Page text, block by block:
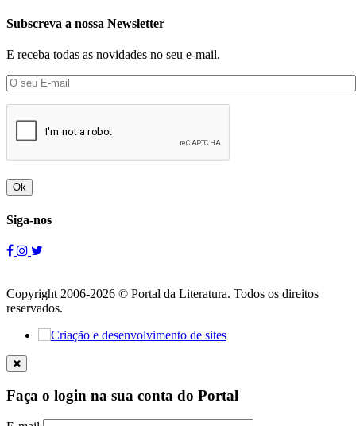
Subscreva a nossa Newsletter
E receba todas as novidades no seu e-mail.
Ok
Siga-nos
Copyright 2006-2026 © Portal da Literatura. Todos os direitos
reservados.
Faça o login na sua conta do Portal